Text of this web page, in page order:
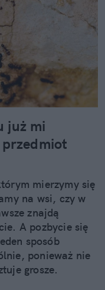
już mi
mierzymy się
na wsi, czy w
znajdą
A pozbycie się
sposób
ponieważ nie
grosze.